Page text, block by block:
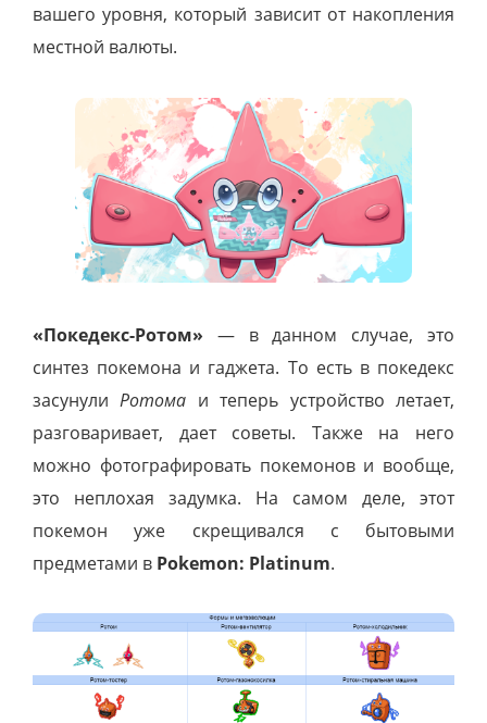
вашего уровня, который зависит от накопления
местной валюты.
«Покедекс-Ротом» — в данном случае, это
синтез покемона и гаджета. То есть в покедекс
засунулиРотома и теперь устройство летает,
разговаривает, дает советы. Также на него
можно фотографировать покемонов и вообще,
это неплохая задумка. На самом деле, этот
покемон уже скрещивался с бытовыми
предметами в Pokemon: Platinum.